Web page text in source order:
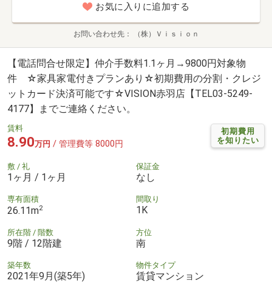
お気に入りに追加する
お問い合わせ先 （株）Ｖｉｓｉｏｎ
【電話問合せ限定】仲介手数料1.1ヶ月→9800円対象物
件 ☆家具家電付きプランあり☆初期費用の分割・クレジ
ットカード決済可能です☆VISION赤羽店【TEL03-5249-
4177】までご連絡ください。
初期費用
を知りたい
賃料
8.90万円 / 管理費等 8000円
敷 / 礼
1ヶ月 / 1ヶ月
保証金
なし
専有面積
26.11m2
間取り
1K
所在階 / 階数
9階 / 12階建
方位
南
築年数
2021年9月(築5年)
物件タイプ
賃貸マンション